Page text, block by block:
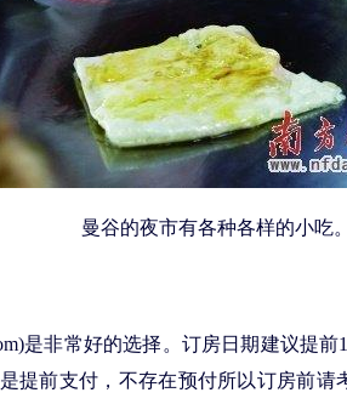
曼谷的夜市有各种各样的小吃。
是非常好的选择。订房日期建议提
提前支付，不存在预付所以订房前